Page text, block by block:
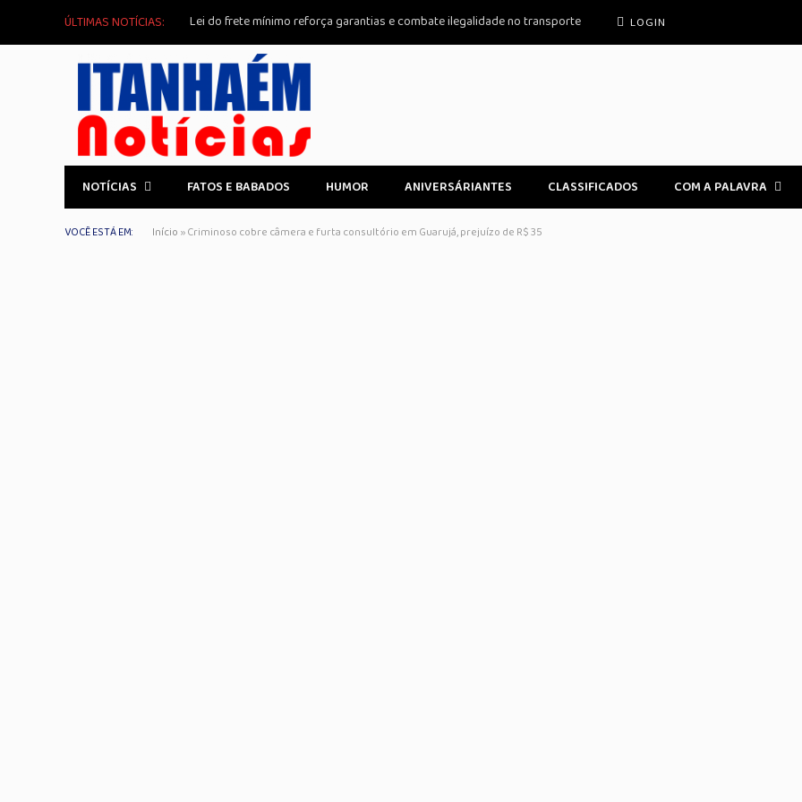
ÚLTIMAS NOTÍCIAS: Lei do frete mínimo reforça garantias e combate ilegalidade no transporte LOGIN
NOTÍCIAS FATOS E BABADOS HUMOR ANIVERSÁRIANTES CLASSIFICADOS COM A PALAVRA
VOCÊ ESTÁ EM: Início »Criminoso cobre câmera e furta consultório em Guarujá, prejuízo de R$ 35